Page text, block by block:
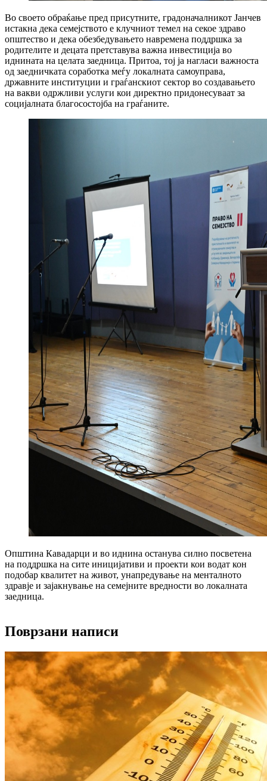
Во своето обраќање пред присутните, градоначалникот Јанчев
истакна дека семејството е клучниот темел на секое здраво
општество и дека обезбедувањето навремена поддршка за
родителите и децата претставува важна инвестиција во
иднината на целата заедница. Притоа, тој ја нагласи важноста
од заедничката соработка меѓу локалната самоуправа,
државните институции и граѓанскиот сектор во создавањето
на вакви одржливи услуги кои директно придонесуваат за
социјалната благосостојба на граѓаните.
Општина Кавадарци и во иднина останува силно посветена
на поддршка на сите иницијативи и проекти кои водат кон
подобар квалитет на живот, унапредување на менталното
здравје и зајакнување на семејните вредности во локалната
заедница.
Поврзани написи